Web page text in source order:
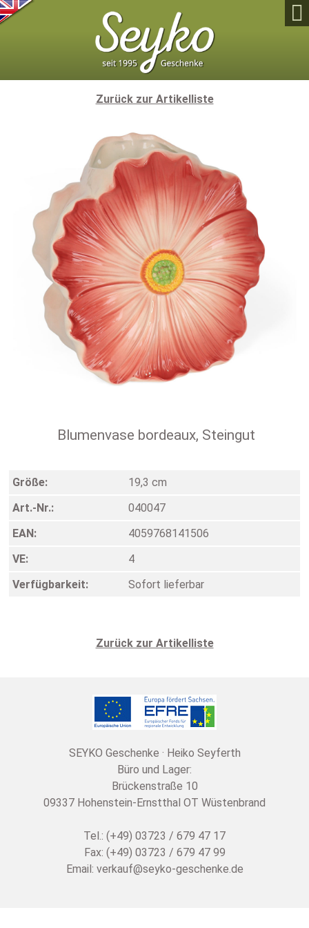

Zurück zur Artikelliste
Blumenvase bordeaux, Steingut
Größe:
19,3 cm
Art.-Nr.:
040047
EAN:
4059768141506
VE:
4
Verfügbarkeit:
Sofort lieferbar
Zurück zur Artikelliste
SEYKO Geschenke · Heiko Seyferth
Büro und Lager:
Brückenstraße 10
09337 Hohenstein-Ernstthal OT Wüstenbrand
Tel.: (+49) 03723 / 679 47 17
Fax: (+49) 03723 / 679 47 99
Email: verkauf@seyko-geschenke.de